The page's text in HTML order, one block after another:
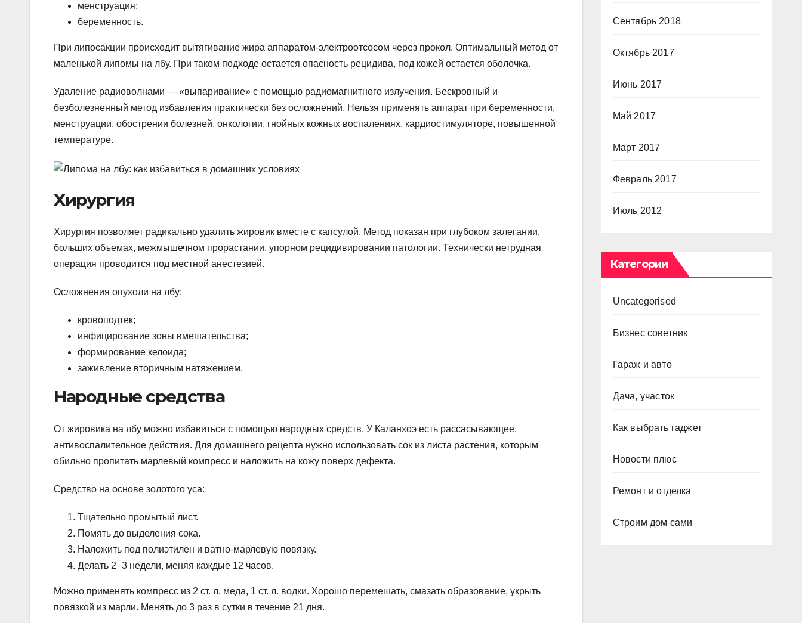
менструация;
беременность.
При липосакции происходит вытягивание жира аппаратом-электроотсосом через прокол. Оптимальный метод от
маленькой липомы на лбу. При таком подходе остается опасность рецидива, под кожей остается оболочка.
Удаление радиоволнами — «выпаривание» с помощью радиомагнитного излучения. Бескровный и
безболезненный метод избавления практически без осложнений. Нельзя применять аппарат при беременности,
менструации, обострении болезней, онкологии, гнойных кожных воспалениях, кардиостимуляторе, повышенной
температуре.
Хирургия
Хирургия позволяет радикально удалить жировик вместе с капсулой. Метод показан при глубоком залегании,
больших объемах, межмышечном прорастании, упорном рецидивировании патологии. Технически нетрудная
операция проводится под местной анестезией.
Осложнения опухоли на лбу:
кровоподтек;
инфицирование зоны вмешательства;
формирование келоида;
заживление вторичным натяжением.
Народные средства
От жировика на лбу можно избавиться с помощью народных средств. У Каланхоэ есть рассасывающее,
антивоспалительное действия. Для домашнего рецепта нужно использовать сок из листа растения, которым
обильно пропитать марлевый компресс и наложить на кожу поверх дефекта.
Средство на основе золотого уса:
Тщательно промытый лист.
Помять до выделения сока.
Наложить под полиэтилен и ватно-марлевую повязку.
Делать 2–3 недели, меняя каждые 12 часов.
Можно применять компресс из 2 ст. л. меда, 1 ст. л. водки. Хорошо перемешать, смазать образование, укрыть
повязкой из марли. Менять до 3 раз в сутки в течение 21 дня.
Сентябрь 2018
Октябрь 2017
Июнь 2017
Май 2017
Март 2017
Февраль 2017
Июль 2012
Категории
Uncategorised
Бизнес советник
Гараж и авто
Дача, участок
Как выбрать гаджет
Новости плюс
Ремонт и отделка
Строим дом сами